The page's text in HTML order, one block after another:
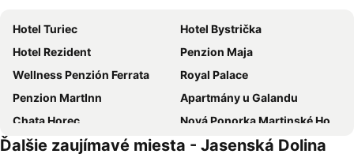
Hotel Turiec
Hotel Bystrička
Hotel Rezident
Penzion Maja
Wellness Penzión Ferrata
Royal Palace
Penzion MartInn
Apartmány u Galandu
Chata Horec
Nová Ponorka Martinské Hole Martinky
Villa Ľadoveň LUXUSNÝ APARTMÁN 124m2
Horská chata Smrekovica
Ďalšie zaujímavé miesta - Jasenská Dolina